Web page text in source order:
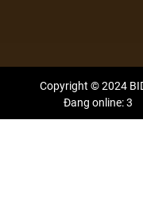
Copyright © 2024
Đang online: 3